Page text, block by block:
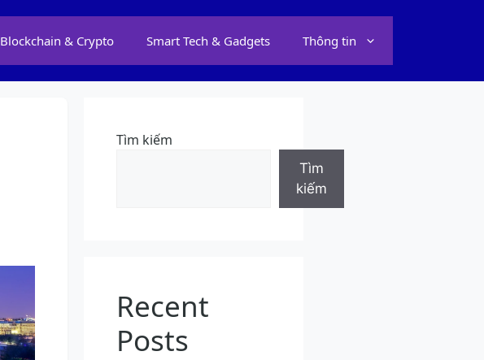
Blockchain & Crypto Smart Tech & Gadgets Thông tin
Tìm kiếm
Tìm
kiếm
Recent
Posts